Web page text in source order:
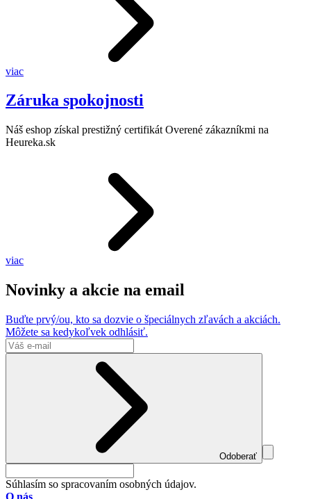
viac
Záruka spokojnosti
Náš eshop získal prestižný certifikát Overené zákazníkmi na
Heureka.sk
viac
Novinky a akcie na email
Buďte prvý/ou, kto sa dozvie o špeciálnych zľavách a akciách.
Môžete sa kedykoľvek odhlásiť.
Odoberať
Súhlasím so spracovaním osobných údajov.